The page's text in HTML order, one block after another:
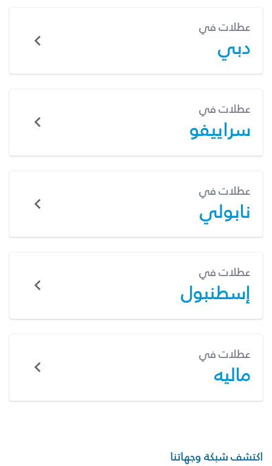
عطلات في
دبي
عطلات في
سراييفو
عطلات في
نابولي
عطلات في
إسطنبول
عطلات في
ماليه
اكتشف شبكة وجهاتنا